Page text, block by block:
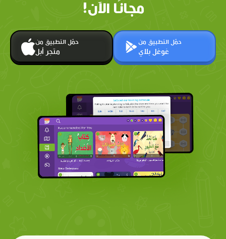
مجانًا الآن!
حمّل التطبيق من
متجر أبل
حمّل التطبيق من
غوغل بلاي